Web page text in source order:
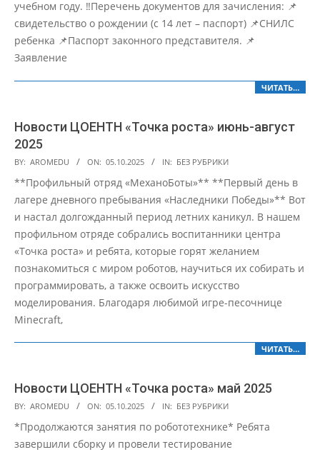
учебном году. ‼Перечень документов для зачисления: 📌
свидетельство о рождении (с 14 лет – паспорт) 📌СНИЛС
ребенка 📌Паспорт законного представителя. 📌
Заявление
ЧИТАТЬ…
Новости ЦОЕНТН «Точка роста» июнь-август
2025
2025-
10-
BY: AROMEDU ON: 05.10.2025 IN: БЕЗ РУБРИКИ
**Профильный отряд «МеханоБоты»** **Первый день в
лагере дневного пребывания «Наследники Победы»** Вот
и настал долгожданный период летних каникул. В нашем
профильном отряде собрались воспитанники центра
«Точка роста» и ребята, которые горят желанием
познакомиться с миром роботов, научиться их собирать и
программировать, а также освоить искусство
моделирования. Благодаря любимой игре-песочнице
Minecraft,
ЧИТАТЬ…
Новости ЦОЕНТН «Точка роста» май 2025
2025-
10-
05
BY: AROMEDU ON: 05.10.2025 IN: БЕЗ РУБРИКИ
*Продолжаются занятия по робототехнике* Ребята
завершили сборку и провели тестирование